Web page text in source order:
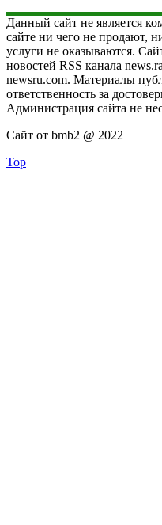
Данный сайт не является
сайте ни чего не продают,
услуги не оказываются.
новостей RSS канала
newsru.com. Материалы
ответственность за
Администрация сайта не
Сайт от bmb2 @ 2022
Top